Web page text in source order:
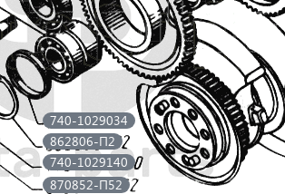
740-1029140
870852-П52
862806-П2
740-1029034